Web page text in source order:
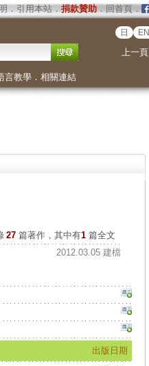
． 引用本站． 捐款贊助．回首頁．
日 EN
上一頁
言教學． 相關連結
27 篇著作，其中有1篇全文
2012.03.05 建檔
出版日期